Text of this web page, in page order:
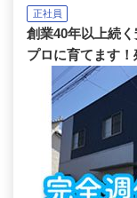
正社員
創業40年以上続
プロに育てます！